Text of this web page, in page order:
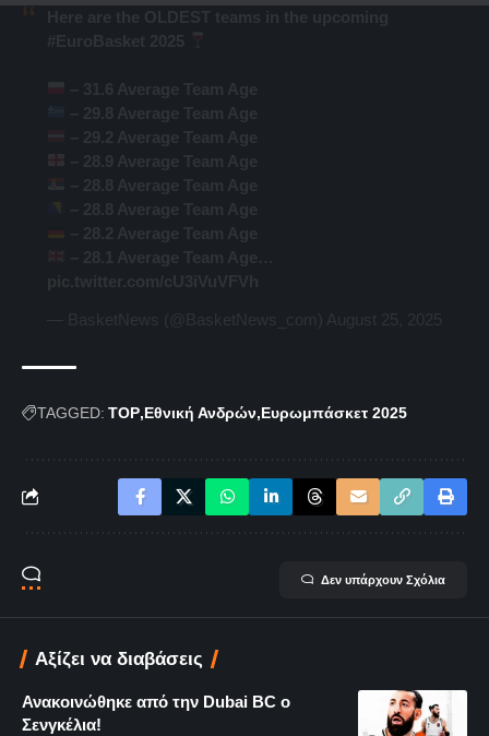
TAGGED: TOP Εθνική Ανδρών Ευρωμπάσκετ 2025
Δεν υπάρχουν Σχόλια
Αξίζει να διαβάσεις
Ανακοινώθηκε από την Dubai BC ο
Σενγκέλια!